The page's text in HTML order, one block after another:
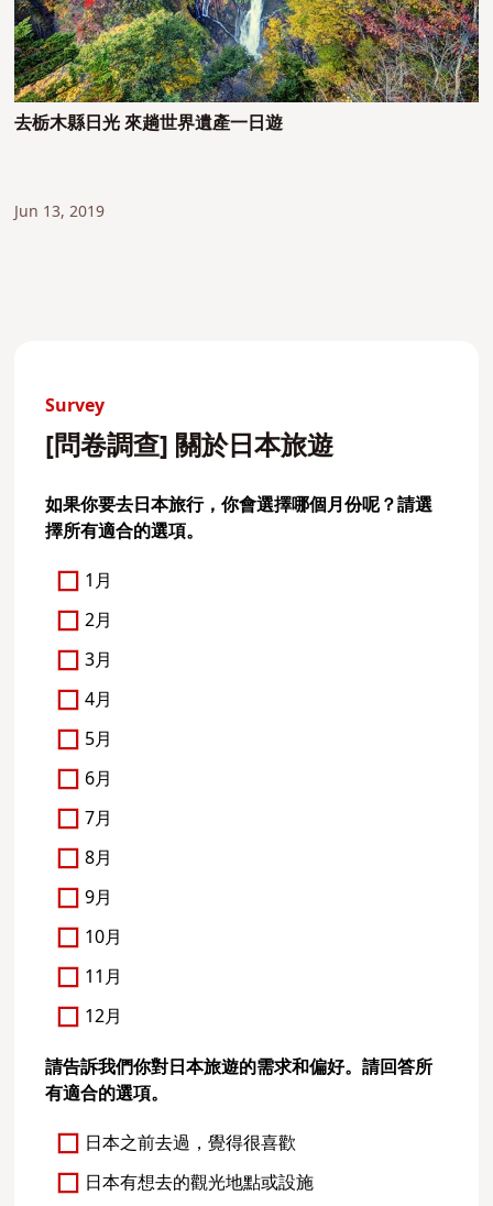
去栃木縣日光 來趟世界遺產一日遊
Jun 13, 2019
Survey
[問卷調查] 關於日本旅遊
如果你要去日本旅行，你會選擇哪個月份呢？請選
擇所有適合的選項。
1月
2月
3月
4月
5月
6月
7月
8月
9月
10月
11月
12月
請告訴我們你對日本旅遊的需求和偏好。請回答所
有適合的選項。
日本之前去過，覺得很喜歡
日本有想去的觀光地點或設施